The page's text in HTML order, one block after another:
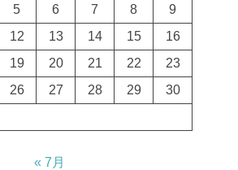
5 6 7 8
9
12 13 14 15
16
19 20 21 22
23
26 27 28 29
30
« 7月